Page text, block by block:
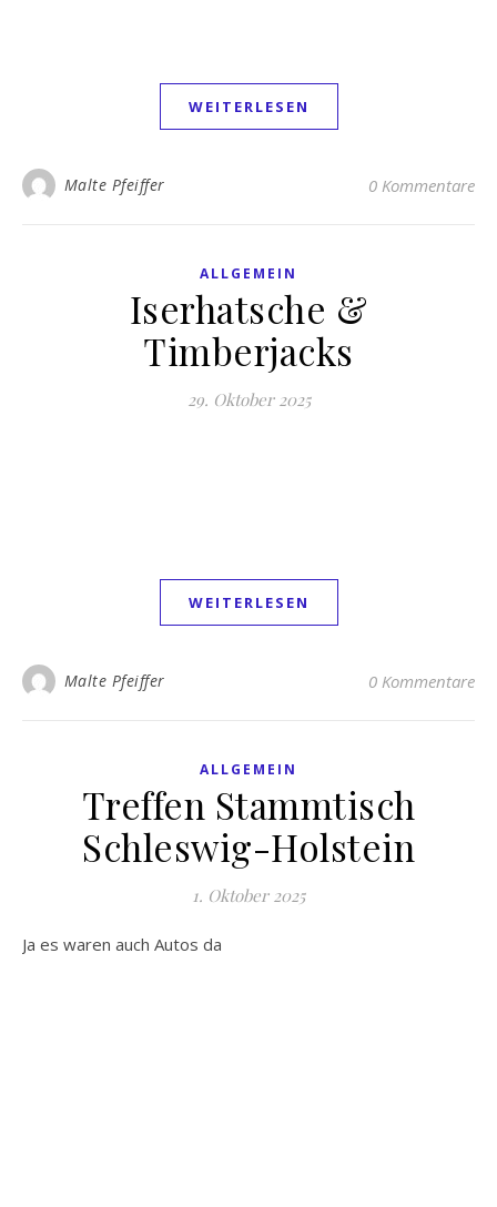
WEITERLESEN
Malte Pfeiffer 0 Kommentare
ALLGEMEIN
Iserhatsche &
Timberjacks
29. Oktober 2025
WEITERLESEN
Malte Pfeiffer 0 Kommentare
ALLGEMEIN
Treffen Stammtisch
Schleswig-Holstein
1. Oktober 2025
Ja es waren auch Autos da